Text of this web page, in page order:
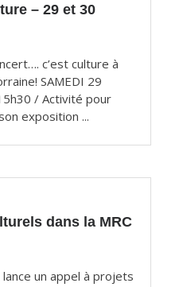
– 29 et 30
c’est culture à
SAMEDI 29
/ Activité pour
exposition ...
dans la MRC
un appel à projets